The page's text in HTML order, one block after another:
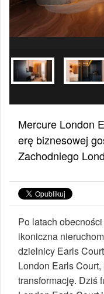
Mercure London
erę biznesowej
Zachodniego
Po latach
ikoniczna
dzielnicy Earls
London Earls
transformację. Dziś